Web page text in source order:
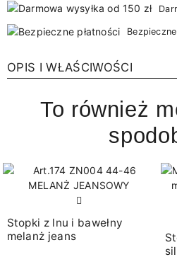
OPIS I WŁAŚCIWOŚCI
To również
Stopki z lnu i bawełny
melanż jeans